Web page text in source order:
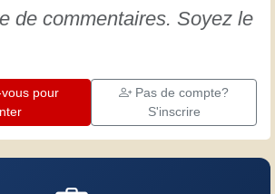
de commentaires. Soyez le
pour
Pas de compte?
S'inscrire